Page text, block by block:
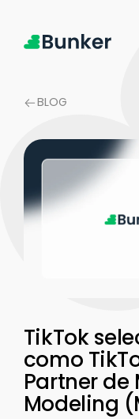
BLOG
TikTok
como
Partner de
Modeling